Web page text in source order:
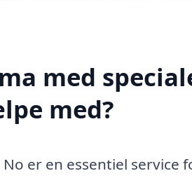
med
med?
er en essentiel service